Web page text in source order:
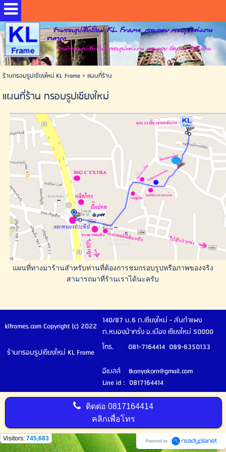
ร้านกรอบรูปเชียงใหม่ KL Frame กรอบลอย กรอบรูปแต่งงาน
ราคาถูก
ร้านทำกรอบรูปเชียงใหม่ กรอบรูปแต่งงาน กรอบลอย อัดภาพ ส่งถึงบ้าน
ร้านกรอบรูปเชียงใหม่ KL Frame> แผนที่ร้าน
แผนที่ร้าน กรอบรูปเชียงใหม่
แผนที่ทางมาร้านสำหรับท่านที่ต้องการชมกรอบรูปหรือภาพของจริง
สามารถมาที่ร้านเราได้นะครับ
klframes.com Copyright (c) 2022
140/87 ม.6 ถ.เชียงใหม่ - สันกำแพง
ต.หนองป่าครั่ง อ.เมือง เชียงใหม่ 50000
ร้านกรอบรูปเชียงใหม่ KL Frame
โทร. 081-7164414 089-6350133
อีเมลล์ tkanyakorn@gmail.com
Line id : 0817164414
ติดต่อ0817164414
คลิกเพื่อโทร
Visitors: 745,683